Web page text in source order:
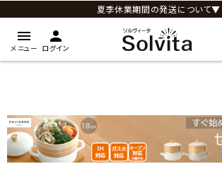
夏季休業期間の発送について▼
menu
メニュー
person
ログイン